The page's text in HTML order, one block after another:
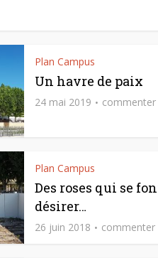
Plan Campus
Un havre de paix
24 mai 2019 commenter
Plan Campus
Des roses qui se
désirer…
26 juin 2018 commenter